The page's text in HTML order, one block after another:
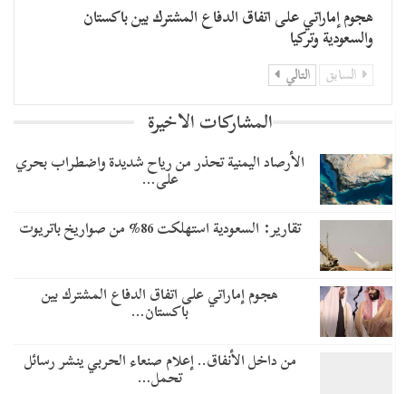
هجوم إماراتي على اتفاق الدفاع المشترك بين باكستان
والسعودية وتركيا
السابق التالي
المشاركات الاخيرة
الأرصاد اليمنية تحذر من رياح شديدة واضطراب بحري
على…
تقارير: السعودية استهلكت 86% من صواريخ باتريوت
هجوم إماراتي على اتفاق الدفاع المشترك بين
باكستان…
من داخل الأنفاق.. إعلام صنعاء الحربي ينشر رسائل
تحمل…